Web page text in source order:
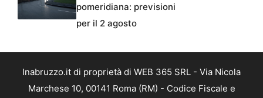
pomeridiana: previsioni
per il 2 agosto
Inabruzzo.it di proprietà di WEB 365 SRL - Via Nicola
Marchese 10, 00141 Roma (RM) - Codice Fiscale e